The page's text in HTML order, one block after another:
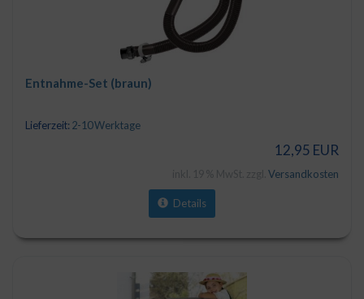
Entnahme-Set (braun)
Lieferzeit: 2-10 Werktage
12,95 EUR
Versandkosten
Details